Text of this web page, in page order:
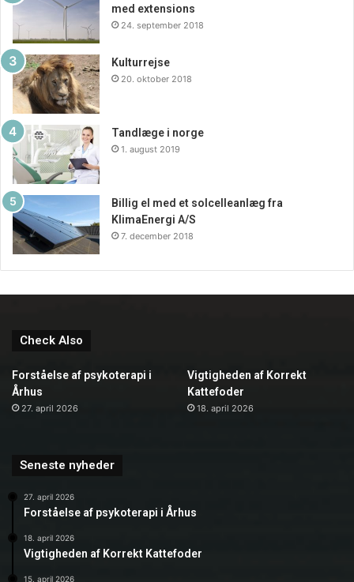
med extensions
24. september 2018
Kulturrejse
20. oktober 2018
Tandlæge i norge
1. august 2019
Billig el med et solcelleanlæg fra
KlimaEnergi A/S
7. december 2018
Check Also
Forståelse af psykoterapi i
Århus
27. april 2026
Vigtigheden af Korrekt
Kattefoder
18. april 2026
Seneste nyheder
27. april 2026
Forståelse af psykoterapi i Århus
18. april 2026
Vigtigheden af Korrekt Kattefoder
15. april 2026